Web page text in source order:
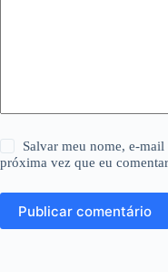
Salvar meu nome, e-mail
próxima vez que eu
Publicar comentário